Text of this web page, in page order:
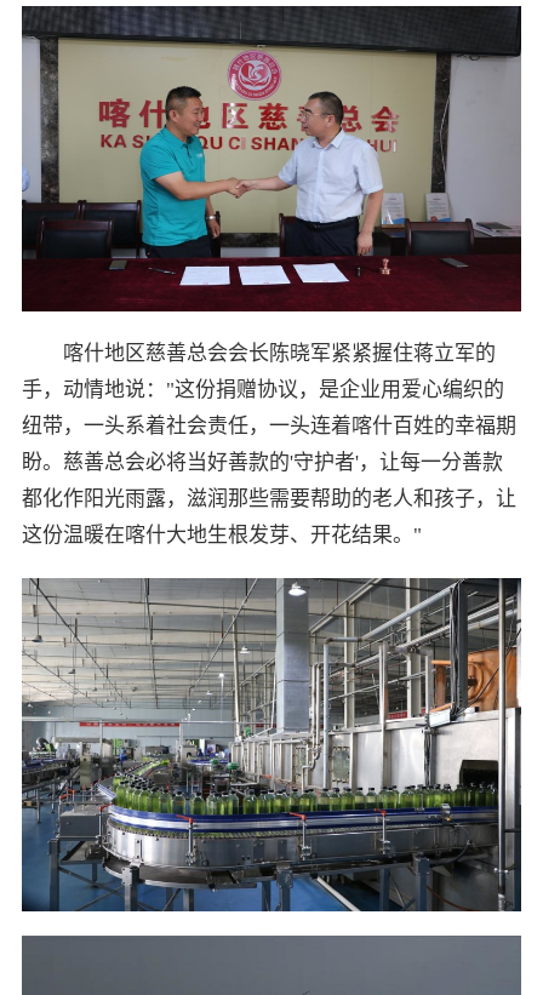
喀什地区慈善总会会长陈晓军紧紧握住蒋立军的
手，动情地说："这份捐赠协议，是企业用爱心编织的
纽带，一头系着社会责任，一头连着喀什百姓的幸福期
盼。慈善总会必将当好善款的'守护者'，让每一分善款
都化作阳光雨露，滋润那些需要帮助的老人和孩子，让
这份温暖在喀什大地生根发芽、开花结果。"